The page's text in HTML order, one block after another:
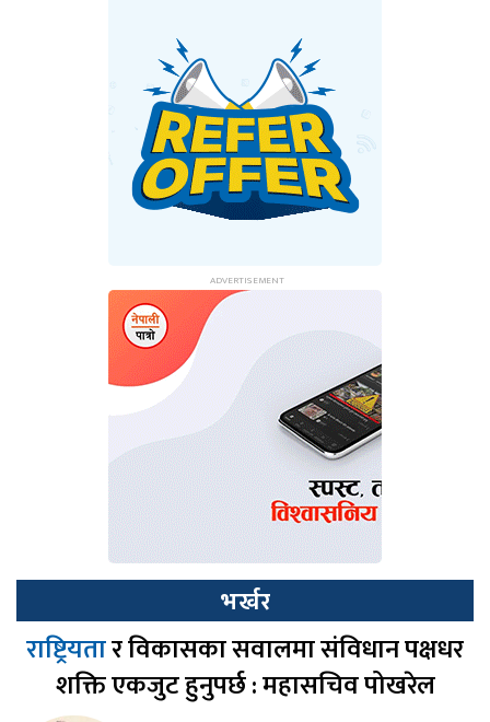
भर्खर
राष्ट्रियतार विकासका सवालमा संविधान पक्षधर
शक्ति एकजुट हुनुपर्छ : महासचिव पोखरेल